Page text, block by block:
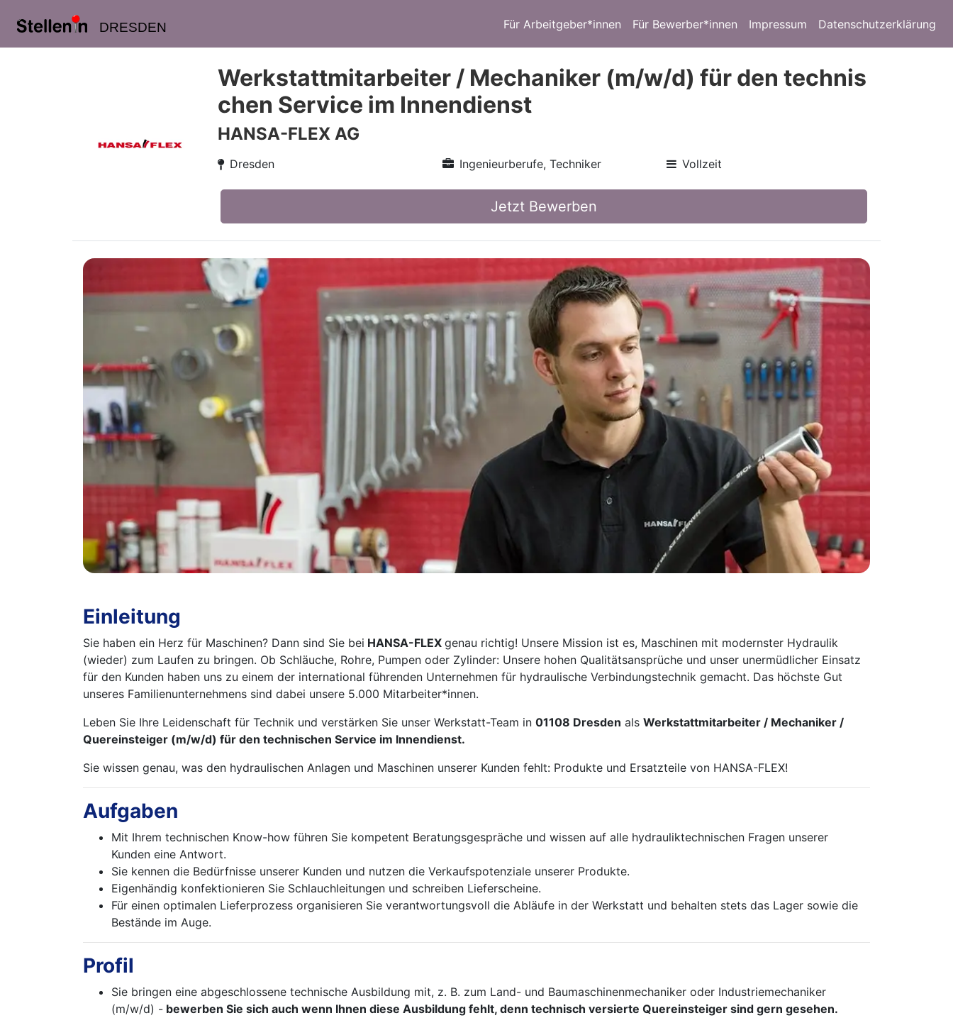
DRESDEN Für Arbeitgeber*innen Für Bewerber*innen Impressum Datenschutzerklärung
Werkstattmitarbeiter / Mechaniker (m/w/d) für den technis
chen Service im Innendienst
HANSA-FLEX AG
Dresden Ingenieurberufe, Techniker Vollzeit
Jetzt Bewerben
Einleitung
Sie haben ein Herz für Maschinen? Dann sind Sie bei HANSA-FLEX genau richtig! Unsere Mission ist es, Maschinen mit modernster Hydraulik
(wieder) zum Laufen zu bringen. Ob Schläuche, Rohre, Pumpen oder Zylinder: Unsere hohen Qualitätsansprüche und unser unermüdlicher Einsatz
für den Kunden haben uns zu einem der international führenden Unternehmen für hydraulische Verbindungstechnik gemacht. Das höchste Gut
unseres Familienunternehmens sind dabei unsere 5.000 Mitarbeiter*innen.
Leben Sie Ihre Leidenschaft für Technik und verstärken Sie unser Werkstatt-Team in 01108 Dresden als Werkstattmitarbeiter / Mechaniker /
Quereinsteiger (m/w/d) für den technischen Service im Innendienst.
Sie wissen genau, was den hydraulischen Anlagen und Maschinen unserer Kunden fehlt: Produkte und Ersatzteile von HANSA-FLEX!
Aufgaben
Mit Ihrem technischen Know-how führen Sie kompetent Beratungsgespräche und wissen auf alle hydrauliktechnischen Fragen unserer
Kunden eine Antwort.
Sie kennen die Bedürfnisse unserer Kunden und nutzen die Verkaufspotenziale unserer Produkte.
Eigenhändig konfektionieren Sie Schlauchleitungen und schreiben Lieferscheine.
Für einen optimalen Lieferprozess organisieren Sie verantwortungsvoll die Abläufe in der Werkstatt und behalten stets das Lager sowie die
Bestände im Auge.
Profil
Sie bringen eine abgeschlossene technische Ausbildung mit, z. B. zum Land- und Baumaschinenmechaniker oder Industriemechaniker
(m/w/d) - bewerben Sie sich auch wenn Ihnen diese Ausbildung fehlt, denn technisch versierte Quereinsteiger sind gern gesehen.